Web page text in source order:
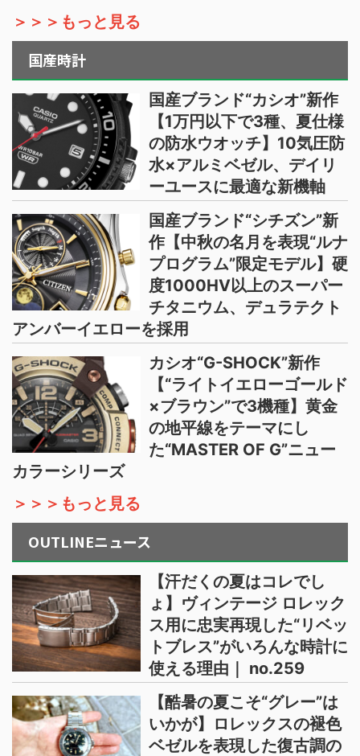
＞＞＞もっと見る
国産時計
国産ブランド“カシオ”新作
【1万円以下で3種、夏仕様
の防水ウオッチ】10気圧防
水×アルミベゼル、デイリ
ーユースに最適な新機軸
国産ブランド“シチズン”新
作【中秋の名月を表現“ルナ
プログラム”限定モデル】硬
度1000HV以上のスーパー
チタニウム、デュラテクト
アンバーイエローを採用
カシオ“G-SHOCK”新作
【“ライトイエローゴールド
×ブラウン”で3機種】黄金
の地平線をテーマにし
た“MASTER OF G”ニュー
カラーシリーズ
＞＞＞もっと見る
OUTLINEニュース
【汗だくの夏はコレでし
ょ】ヴィンテージ ロレック
ス用に忠実再現した“リベッ
トブレス”がいろんな時計に
使える理由｜ no.259
【酷暑の夏こそ“グレー”は
いかが】ロレックスの褪色
ベゼルを表現した復古調の